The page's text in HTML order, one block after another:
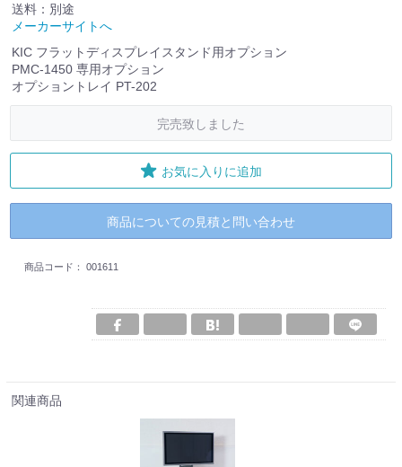
送料：別途
メーカーサイトへ
KIC フラットディスプレイスタンド用オプション
PMC-1450 専用オプション
オプショントレイ PT-202
完売致しました
お気に入りに追加
商品についての見積と問い合わせ
商品コード： 001611
関連商品